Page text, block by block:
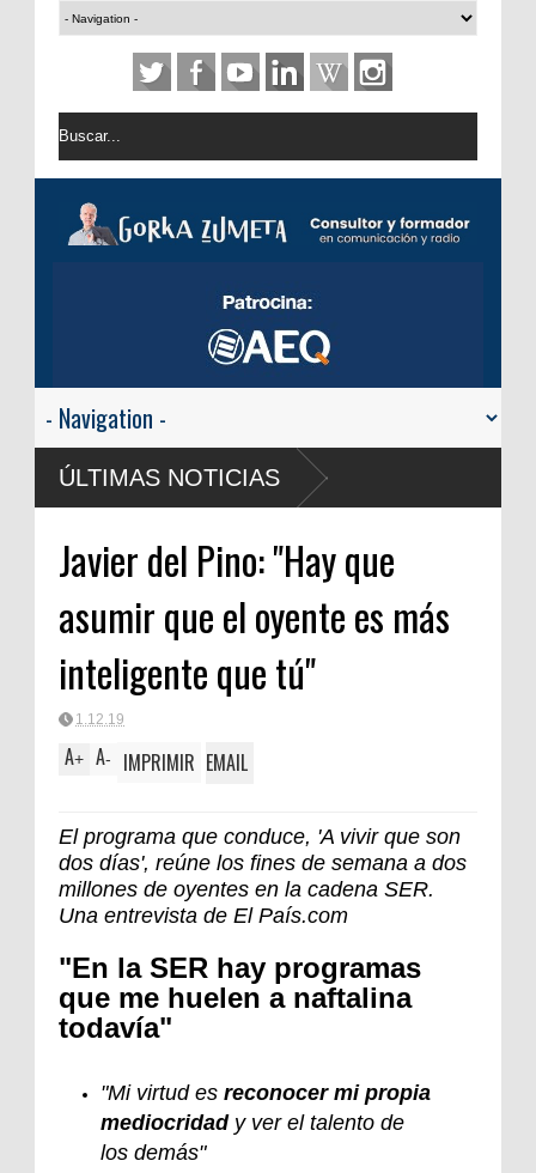
ÚLTIMAS NOTICIAS
Javier del Pino: "Hay que
asumir que el oyente es más
inteligente que tú"
1.12.19
A+ A- IMPRIMIR EMAIL
El programa que conduce, 'A vivir que son
dos días', reúne los fines de semana a dos
millones de oyentes en la cadena SER.
Una entrevista de El País.com
"En la SER hay programas
que me huelen a naftalina
todavía"
"Mi virtud es reconocer mi propia
mediocridady ver el talento de
los demás"